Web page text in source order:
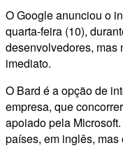
O Google anunciou o
quarta-feira (10),
desenvolvedores, mas
imediato.
O Bard é a opção de
empresa, que
apoiado pela
países, em inglês,